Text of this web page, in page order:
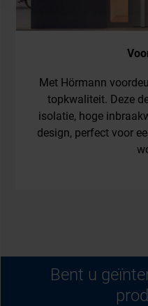
Met Hörmann
topkwaliteit. Deze
isolatie, hoge
design, perfect voor
Bent u